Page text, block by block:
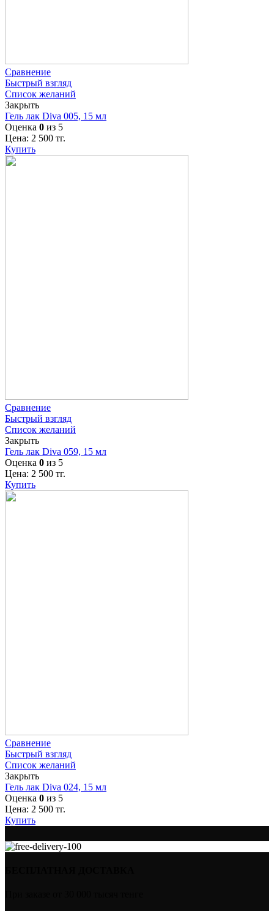
Сравнение
Быстрый взгляд
Список желаний
Закрыть
Гель лак Diva 005, 15 мл
Оценка 0 из 5
Цена: 2 500 тг.
Купить
Сравнение
Быстрый взгляд
Список желаний
Закрыть
Гель лак Diva 059, 15 мл
Оценка 0 из 5
Цена: 2 500 тг.
Купить
Сравнение
Быстрый взгляд
Список желаний
Закрыть
Гель лак Diva 024, 15 мл
Оценка 0 из 5
Цена: 2 500 тг.
Купить